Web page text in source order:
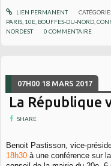
LIEN PERMANENT
PARIS 10E BOUFFES-DU-NORD ,
NORDEST
0 COMMENTAIRE
07H00 18 MARS 2017
La République
SHARE
Benoit Pastisson, vice-
18h30 à une conférence sur